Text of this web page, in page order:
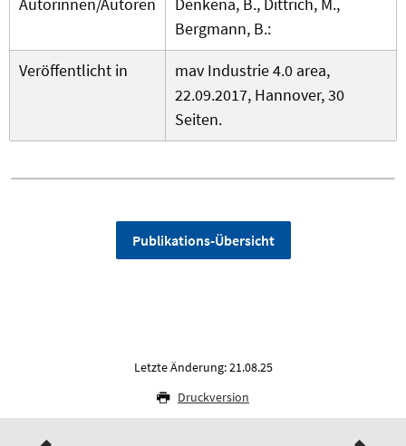
Autorinnen/Autoren
Denkena, B., Dittrich, M.,
Bergmann, B.:
Veröffentlicht in
mav Industrie 4.0 area,
22.09.2017, Hannover, 30
Seiten.
Publikations-Übersicht
Letzte Änderung: 21.08.25
Druckversion